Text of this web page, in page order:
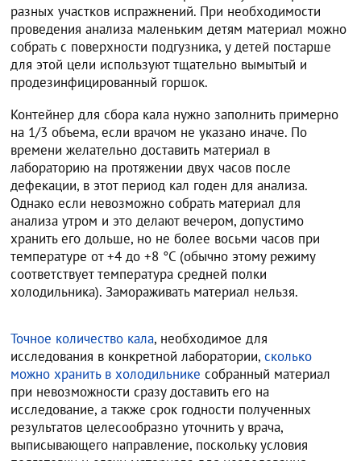
разных участков испражнений. При необходимости
проведения анализа маленьким детям материал можно
собрать с поверхности подгузника, у детей постарше
для этой цели используют тщательно вымытый и
продезинфицированный горшок.
Контейнер для сбора кала нужно заполнить примерно
на 1/3 объема, если врачом не указано иначе. По
времени желательно доставить материал в
лабораторию на протяжении двух часов после
дефекации, в этот период кал годен для анализа.
Однако если невозможно собрать материал для
анализа утром и это делают вечером, допустимо
хранить его дольше, но не более восьми часов при
температуре от +4 до +8 °С (обычно этому режиму
соответствует температура средней полки
холодильника). Замораживать материал нельзя.
Точное количество кала, необходимое для
исследования в конкретной лаборатории,сколько
можно хранить в холодильнике собранный материал
при невозможности сразу доставить его на
исследование, а также срок годности полученных
результатов целесообразно уточнить у врача,
выписывающего направление, поскольку условия